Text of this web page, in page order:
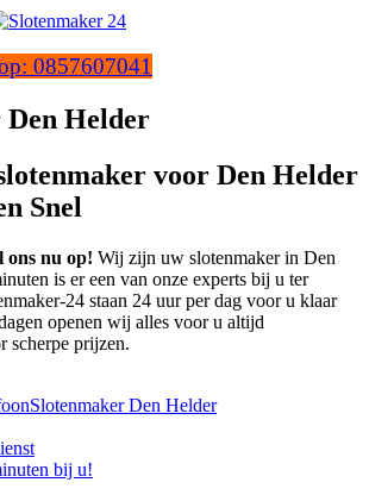
0857607041
Den Helder
voor Den Helder
Snel
ons nu op! Wij zijn uw slotenmaker in Den
is er een van onze experts bij u ter
24 staan 24 uur per dag voor u klaar
openen wij alles voor u altijd
scherpe prijzen.
Slotenmaker Den Helder
bij u!